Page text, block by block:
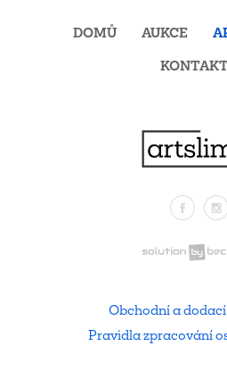
DOMŮ AUKCE
Obchodní a
Pravidla zpracování